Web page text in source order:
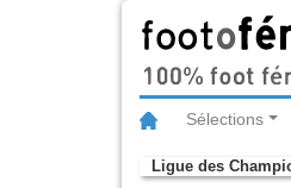
Sélections
Ligue des